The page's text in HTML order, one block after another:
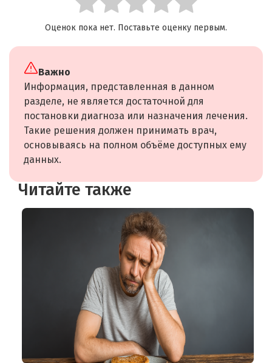
Оценок пока нет. Поставьте оценку первым.
Важно
Информация, представленная в данном
разделе, не является достаточной для
постановки диагноза или назначения лечения.
Такие решения должен принимать врач,
основываясь на полном объёме доступных ему
данных.
Читайте также